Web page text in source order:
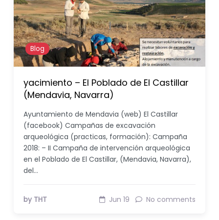
Blog
yacimiento – El Poblado de El Castillar
(Mendavia, Navarra)
Ayuntamiento de Mendavia (web) El Castillar
(facebook) Campañas de excavación
arqueológica (practicas, formación): Campaña
2018: – II Campaña de intervención arqueológica
en el Poblado de El Castillar, (Mendavia, Navarra),
del…
by THT Jun 19 No comments